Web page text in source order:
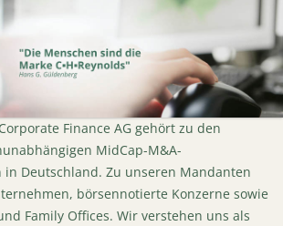
Finance AG gehört zu den
MidCap-M&A-
in Deutschland. Zu unseren Mandanten
börsennotierte Konzerne sowie
Family Offices. Wir verstehen uns als